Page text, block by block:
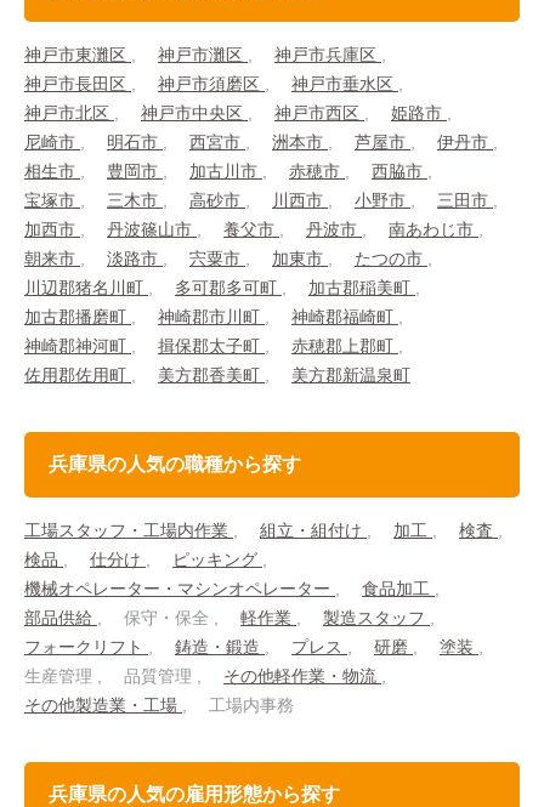
神戸市東灘区 神戸市灘区
神戸市兵庫区
神戸市長田区
神戸市須磨区
神戸市垂水区
神戸市北区
神戸市中央区 神戸市西区
姫路市
尼崎市
明石市 西宮市 洲本市 芦屋市
伊丹市
相生市
豊岡市 加古川市 赤穂市
西脇市
宝塚市
三木市 高砂市 川西市 小野市
三田市
加西市
丹波篠山市 養父市 丹波市
南あわじ市
朝来市
淡路市 宍粟市 加東市
たつの市
川辺郡猪名川町
多可郡多可町
加古郡稲美町
加古郡播磨町
神崎郡市川町
神崎郡福崎町
神崎郡神河町
揖保郡太子町
赤穂郡上郡町
佐用郡佐用町
美方郡香美町 美方郡新温泉町
兵庫県の人気の職種から探す
工場スタッフ・工場内作業 組立・組付け 加工
検査
検品
仕分け
ピッキング
機械オペレーター・マシンオペレーター
食品加工
部品供給
保守・保全 軽作業
製造スタッフ
フォークリフト
鋳造・鍛造 プレス 研磨
塗装
生産管理
品質管理
その他軽作業・物流
その他製造業・工場
工場内事務
兵庫県の人気の雇用形態から探す